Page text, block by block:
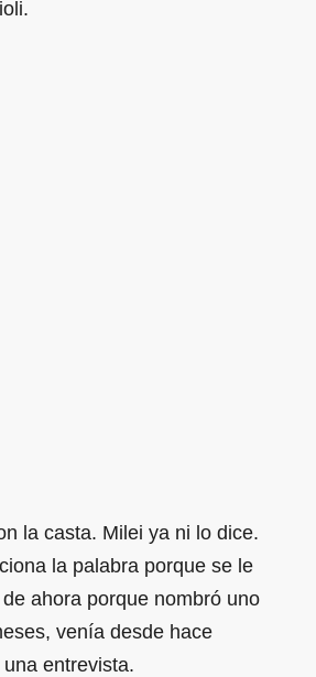
la casta. Milei ya ni lo dice.
la palabra porque se le
ahora porque nombró uno
venía desde hace
entrevista.